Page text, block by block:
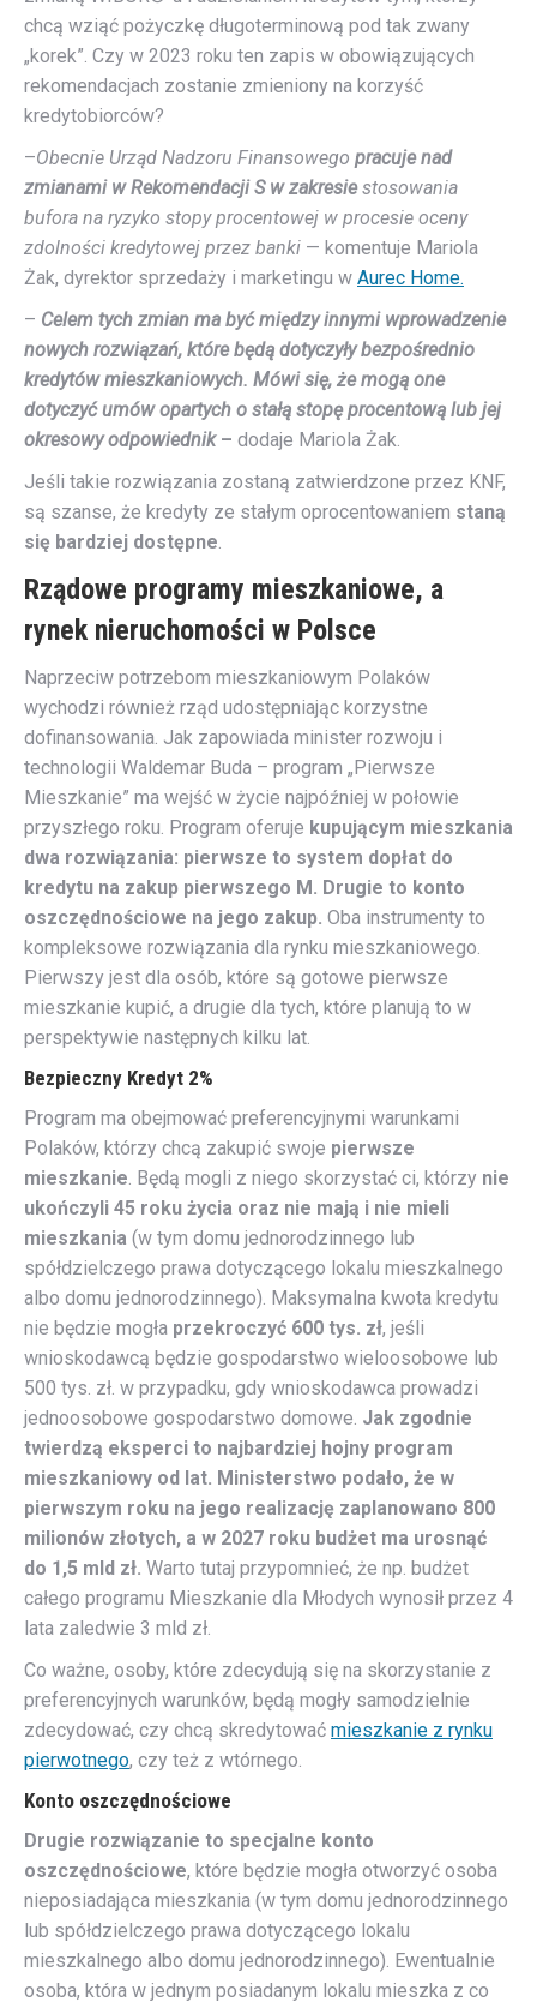
chcą wziąć pożyczkę długoterminową pod tak zwany
„korek”. Czy w 2023 roku ten zapis w obowiązujących
rekomendacjach zostanie zmieniony na korzyść
kredytobiorców?
–Obecnie Urząd Nadzoru Finansowego pracuje nad
zmianami w Rekomendacji S w zakresiestosowania
bufora na ryzyko stopy procentowej w procesie oceny
zdolności kredytowej przez banki — komentuje Mariola
Żak, dyrektor sprzedaży i marketingu w Aurec Home.
– Celem tych zmian ma być między innymi wprowadzenie
nowych rozwiązań, które będą dotyczyły bezpośrednio
kredytów mieszkaniowych. Mówi się, że mogą one
dotyczyć umów opartych o stałą stopę procentową lub jej
okresowy odpowiednik– dodaje Mariola Żak.
Jeśli takie rozwiązania zostaną zatwierdzone przez KNF,
są szanse, że kredyty ze stałym oprocentowaniem staną
się bardziej dostępne.
Rządowe programy mieszkaniowe, a
rynek nieruchomości w Polsce
Naprzeciw potrzebom mieszkaniowym Polaków
wychodzi również rząd udostępniając korzystne
dofinansowania. Jak zapowiada minister rozwoju i
technologii Waldemar Buda – program „Pierwsze
Mieszkanie” ma wejść w życie najpóźniej w połowie
przyszłego roku. Program oferuje kupującym mieszkania
dwa rozwiązania: pierwsze to system dopłat do
kredytu na zakup pierwszego M. Drugie to konto
oszczędnościowe na jego zakup. Oba instrumenty to
kompleksowe rozwiązania dla rynku mieszkaniowego.
Pierwszy jest dla osób, które są gotowe pierwsze
mieszkanie kupić, a drugie dla tych, które planują to w
perspektywie następnych kilku lat.
Bezpieczny Kredyt 2%
Program ma obejmować preferencyjnymi warunkami
Polaków, którzy chcą zakupić swoje pierwsze
mieszkanie. Będą mogli z niego skorzystać ci, którzy nie
ukończyli 45 roku życia oraz nie mają i nie mieli
mieszkania (w tym domu jednorodzinnego lub
spółdzielczego prawa dotyczącego lokalu mieszkalnego
albo domu jednorodzinnego). Maksymalna kwota kredytu
nie będzie mogła przekroczyć 600 tys. zł, jeśli
wnioskodawcą będzie gospodarstwo wieloosobowe lub
500 tys. zł. w przypadku, gdy wnioskodawca prowadzi
jednoosobowe gospodarstwo domowe. Jak zgodnie
twierdzą eksperci to najbardziej hojny program
mieszkaniowy od lat. Ministerstwo podało, że w
pierwszym roku na jego realizację zaplanowano 800
milionów złotych, a w 2027 roku budżet ma urosnąć
do 1,5 mld zł. Warto tutaj przypomnieć, że np. budżet
całego programu Mieszkanie dla Młodych wynosił przez 4
lata zaledwie 3 mld zł.
Co ważne, osoby, które zdecydują się na skorzystanie z
preferencyjnych warunków, będą mogły samodzielnie
zdecydować, czy chcą skredytować mieszkanie z rynku
pierwotnego, czy też z wtórnego.
Konto oszczędnościowe
Drugie rozwiązanie to specjalne konto
oszczędnościowe, które będzie mogła otworzyć osoba
nieposiadająca mieszkania (w tym domu jednorodzinnego
lub spółdzielczego prawa dotyczącego lokalu
mieszkalnego albo domu jednorodzinnego). Ewentualnie
osoba, która w jednym posiadanym lokalu mieszka z co